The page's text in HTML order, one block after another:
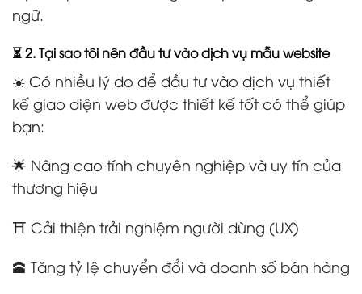
ngữ.
⏳ 2. Tại sao tôi nên đầu tư vào dịch vụ mẫu website
☀️ Có nhiều lý do để đầu tư vào dịch vụ thiết
kế giao diện web được thiết kế tốt có thể giúp
bạn:
🌟 Nâng cao tính chuyên nghiệp và uy tín của
thương hiệu
⛩️ Cải thiện trải nghiệm người dùng (UX)
🕋 Tăng tỷ lệ chuyển đổi và doanh số bán hàng